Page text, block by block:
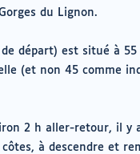
du Lignon.
départ) est situé à
(et non 45 comme
2 h aller-retour, il y
à descendre et